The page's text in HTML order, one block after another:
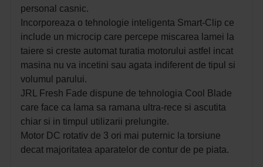
personal casnic.
Incorporeaza o tehnologie inteligenta Smart-Clip ce
include un microcip care percepe miscarea lamei la
taiere si creste automat turatia motorului astfel incat
masina nu va incetini sau agata indiferent de tipul si
volumul parului.
JRL Fresh Fade dispune de tehnologia Cool Blade
care face ca lama sa ramana ultra-rece si ascutita
chiar si in timpul utilizarii prelungite.
Motor DC rotativ de 3 ori mai puternic la torsiune
decat majoritatea aparatelor de contur de pe piata.